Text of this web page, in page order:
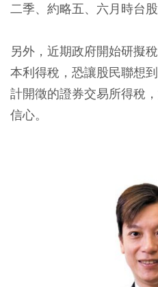
二季、約略五、六月時台
另外，近期政府開始研擬
本利得稅，恐讓股民聯想
計開徵的證券交易所得稅
信心。